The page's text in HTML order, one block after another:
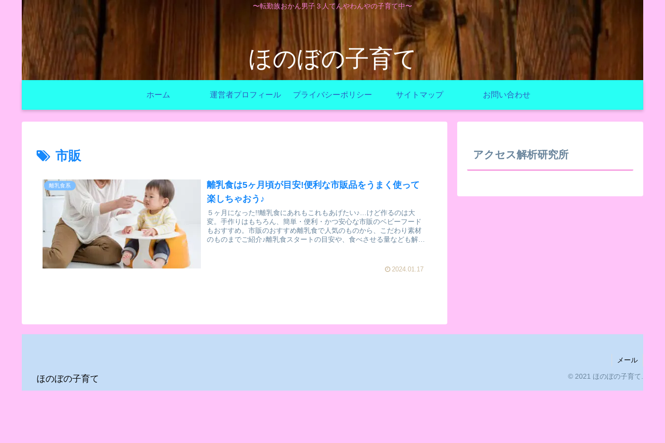
〜転勤族おかん男子３人てんやわんやの子育て中〜
ほのぼの子育て
ホーム 運営者プロフィール プライバシーポリシー サイトマップ お問い合わせ
市販
離乳食系
離乳食は5ヶ月頃が目安!便利な市販品をうまく使って
楽しちゃおう♪
５ヶ月になった!!離乳食にあれもこれもあげたい♪…けど作るのは大
変。手作りはもちろん、簡単・便利・かつ安心な市販のベビーフード
もおすすめ。市販のおすすめ離乳食で人気のものから、こだわり素材
のものまでご紹介♪離乳食スタートの目安や、食べさせる量なども解
2024.01.17
アクセス解析研究所
ほのぼの子育て
メール
© 2021 ほのぼの子育て.